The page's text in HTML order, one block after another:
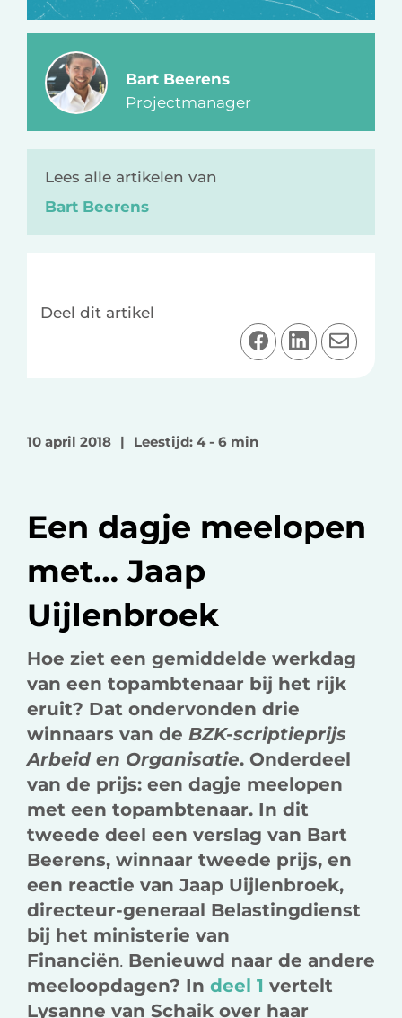
Bart Beerens
Projectmanager
Lees alle artikelen van
Bart Beerens
Deel dit artikel
D
e
c
D
e
n
k
D
e
-
10 april 2018 | Leestijd: 4 - 6 min
Een dagje meelopen
met… Jaap
Uijlenbroek
Hoe ziet een gemiddelde werkdag
van een topambtenaar bij het rijk
eruit? Dat ondervonden drie
winnaars van de BZK-scriptieprijs
Arbeid en Organisatie. Onderdeel
van de prijs: een dagje meelopen
met een topambtenaar. In dit
tweede deel een verslag van Bart
Beerens, winnaar tweede prijs, en
een reactie van Jaap Uijlenbroek,
directeur-generaal Belastingdienst
bij het ministerie van
Financiën. Benieuwd naar de andere
meeloopdagen? In deel 1 vertelt
Lysanne van Schaik over haar